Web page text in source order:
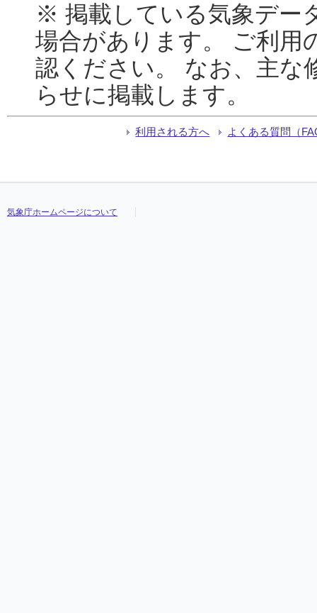
※ 掲載している気象デー
場合があります。 ご利用
認ください。 なお、主な
らせに掲載します。
利用される方へ よくある質問（
気象庁ホームページについて